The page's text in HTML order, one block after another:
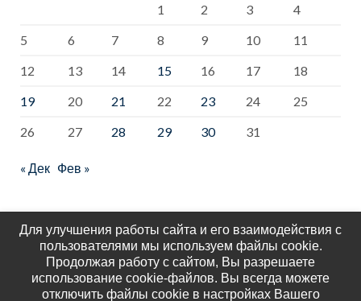
1
2 3
4
5
6 7 8 9 10
11
12
13 14 15 16 17
18
19
20 21 22 23 24
25
26
27 28 29 30 31
« Дек Фев »
Для улучшения работы сайта и его взаимодействия с
пользователями мы используем файлы cookie.
Продолжая работу с сайтом, Вы разрешаете
использование cookie-файлов. Вы всегда можете
отключить файлы cookie в настройках Вашего